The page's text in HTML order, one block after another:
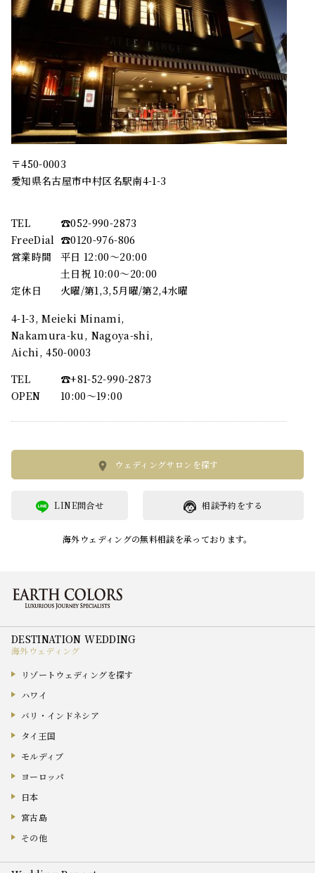
〒450-0003
愛知県名古屋市中村区名駅南4-1-3
TEL
☎︎052-990-2873
FreeDial ☎︎0120-976-806
営業時間
平日 12:00～20:00
土日祝 10:00～20:00
定休日
火曜/第1,3,5月曜/第2,4水曜
4-1-3, Meieki Minami,
Nakamura-ku, Nagoya-shi,
Aichi, 450-0003
TEL
☎︎+81-52-990-2873
OPEN
10:00〜19:00
ウェディングサロンを探す
相談予約をする
LINE問合せ
海外ウェディングの無料相談を承っております。
海外ウェディング
リゾートウェディングを探す
ハワイ
バリ・インドネシア
タイ王国
モルディブ
ヨーロッパ
日本
宮古島
その他